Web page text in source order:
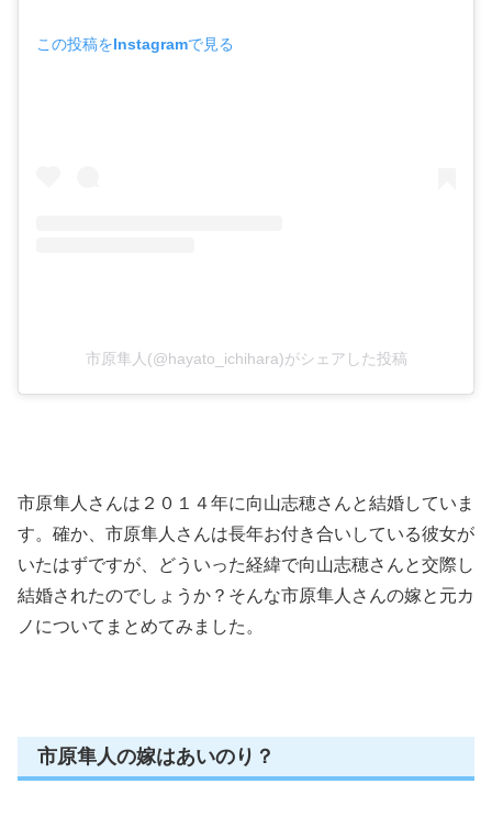
この投稿をInstagramで見る
市原隼人(@hayato_ichihara)がシェアした投稿
市原隼人さんは２０１４年に向山志穂さんと結婚していま
す。確か、市原隼人さんは長年お付き合いしている彼女が
いたはずですが、どういった経緯で向山志穂さんと交際し
結婚されたのでしょうか？そんな市原隼人さんの嫁と元カ
ノについてまとめてみました。
市原隼人の嫁はあいのり？